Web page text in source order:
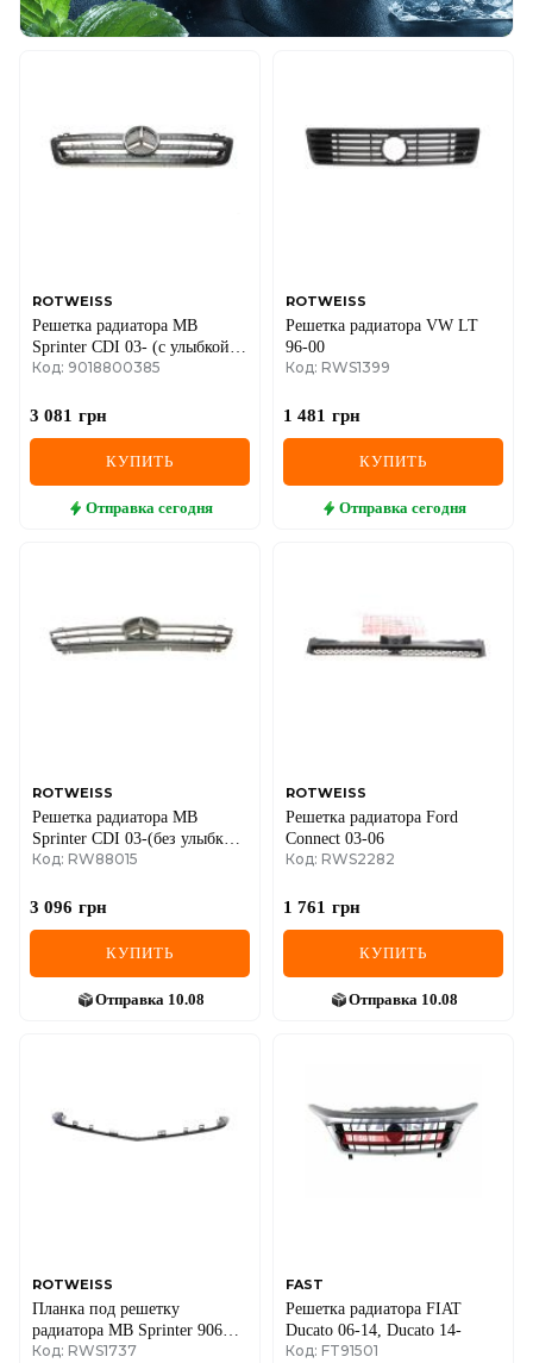
ROTWEISS
Решетка радиатора MB
Sprinter CDI 03- (с улыбкой и
значком)
Код: 9018800385
3 081 грн
КУПИТЬ
Отправка сегодня
ROTWEISS
Решетка радиатора VW LT
96-00
Код: RWS1399
1 481 грн
КУПИТЬ
Отправка сегодня
ROTWEISS
Решетка радиатора MB
Sprinter CDI 03-(без улыбки)
(9018800385)
Код: RW88015
3 096 грн
КУПИТЬ
Отправка 10.08
ROTWEISS
Решетка радиатора Ford
Connect 03-06
Код: RWS2282
1 761 грн
КУПИТЬ
Отправка 10.08
ROTWEISS
Планка под решетку
радиатора MB Sprinter 906
14- (улыбка)
Код: RWS1737
FAST
Решетка радиатора FIAT
Ducato 06-14, Ducato 14-
Код: FT91501